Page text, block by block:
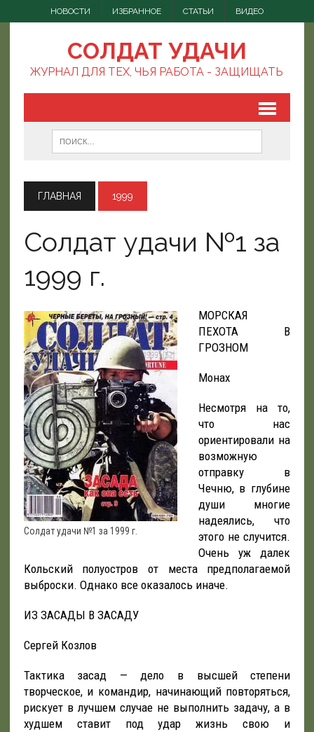
НОВОСТИ ИЗБРАННОЕ СТАТЬИ ВИДЕО
СОЛДАТ УДАЧИ
ЖУРНАЛ ДЛЯ ТЕХ, ЧЬЯ РАБОТА - ЗАЩИЩАТЬ
ГЛАВНАЯ 1999
Солдат удачи №1 за
1999 г.
Солдат удачи №1 за 1999 г.
МОРСКАЯ
ПЕХОТА В
ГРОЗНОМ
Монах
Несмотря на то,
что нас
ориентировали на
возможную
отправку в
Чечню, в глубине
души многие
надеялись, что
этого не случится.
Очень уж далек
Кольский полуостров от места предполагаемой
выброски. Однако все оказалось иначе.
ИЗ ЗАСАДЫ В ЗАСАДУ
Сергей Козлов
Тактика засад — дело в высшей степени
творческое, и командир, начинающий повторяться,
рискует в лучшем случае не выполнить задачу, а в
худшем ставит под удар жизнь свою и